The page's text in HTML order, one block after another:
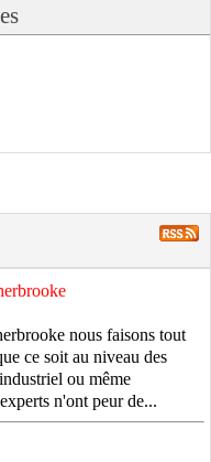
nous faisons tout
ce soit au niveau des
ou même
n'ont peur de...